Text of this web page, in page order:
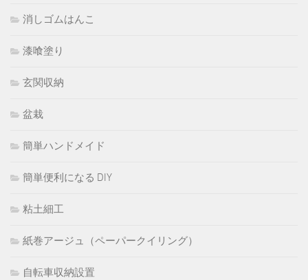
消しゴムはんこ
漆喰塗り
玄関収納
盆栽
簡単ハンドメイド
簡単便利になる DIY
粘土細工
紙巻アージュ（ペーパークイリング）
自転車収納設置